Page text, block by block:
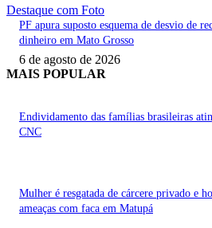
Destaque com Foto
PF apura suposto esquema de desvio de
dinheiro em Mato Grosso
6 de agosto de 2026
MAIS POPULAR
Endividamento das famílias brasileiras
CNC
Mulher é resgatada de cárcere privado e
ameaças com faca em Matupá